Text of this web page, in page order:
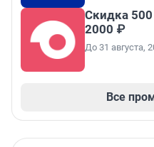
Скидка
2000 ₽
До 31 августа,
Все